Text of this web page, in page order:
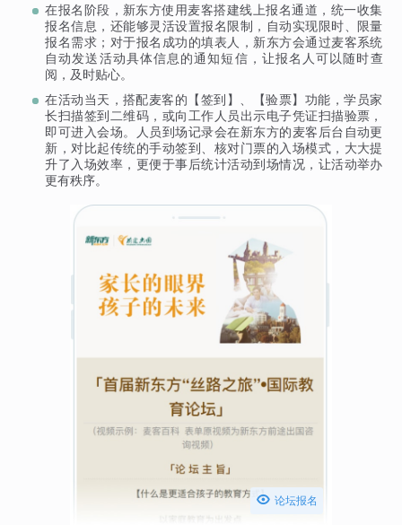
在报名阶段，新东方使用麦客搭建线上报名通道，统一收集
报名信息，还能够灵活设置报名限制，自动实现限时、限量
报名需求；对于报名成功的填表人，新东方会通过麦客系统
自动发送活动具体信息的通知短信，让报名人可以随时查
阅，及时贴心。
在活动当天，搭配麦客的【签到】、【验票】功能，学员家
长扫描签到二维码，或向工作人员出示电子凭证扫描验票，
即可进入会场。人员到场记录会在新东方的麦客后台自动更
新，对比起传统的手动签到、核对门票的入场模式，大大提
升了入场效率，更便于事后统计活动到场情况，让活动举办
更有秩序。
 论坛报名